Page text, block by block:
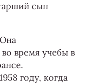
сын
время учебы в
году, когда